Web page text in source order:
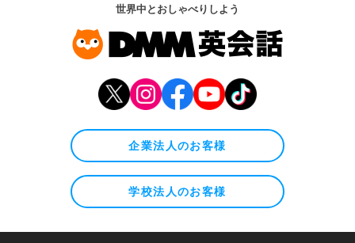
世界中とおしゃべりしよう
企業法人のお客様
学校法人のお客様